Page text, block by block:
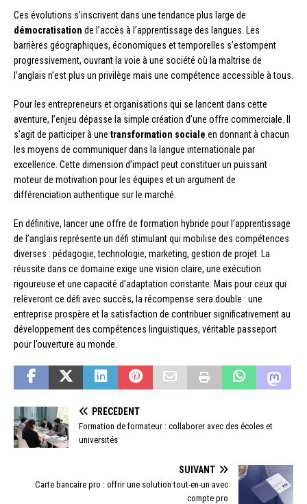
Ces évolutions s’inscrivent dans une tendance plus large de
démocratisation de l’accès à l’apprentissage des langues. Les
barrières géographiques, économiques et temporelles s’estompent
progressivement, ouvrant la voie à une société où la maîtrise de
l’anglais n’est plus un privilège mais une compétence accessible à tous.
Pour les entrepreneurs et organisations qui se lancent dans cette
aventure, l’enjeu dépasse la simple création d’une offre commerciale. Il
s’agit de participer à une transformation sociale en donnant à chacun
les moyens de communiquer dans la langue internationale par
excellence. Cette dimension d’impact peut constituer un puissant
moteur de motivation pour les équipes et un argument de
différenciation authentique sur le marché.
En définitive, lancer une offre de formation hybride pour l’apprentissage
de l’anglais représente un défi stimulant qui mobilise des compétences
diverses : pédagogie, technologie, marketing, gestion de projet. La
réussite dans ce domaine exige une vision claire, une exécution
rigoureuse et une capacité d’adaptation constante. Mais pour ceux qui
relèveront ce défi avec succès, la récompense sera double : une
entreprise prospère et la satisfaction de contribuer significativement au
développement des compétences linguistiques, véritable passeport
pour l’ouverture au monde.
PRÉCÉDENT
Formation de formateur : collaborer avec des écoles et
universités
SUIVANT
Carte bancaire pro : offrir une solution tout-en-un avec
compte pro